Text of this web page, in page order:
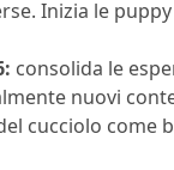
Inizia le
consolida le
nuovi
cucciolo come